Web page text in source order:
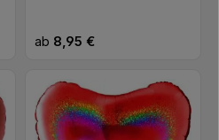
Regulärer Preis:
ab 8,95 €